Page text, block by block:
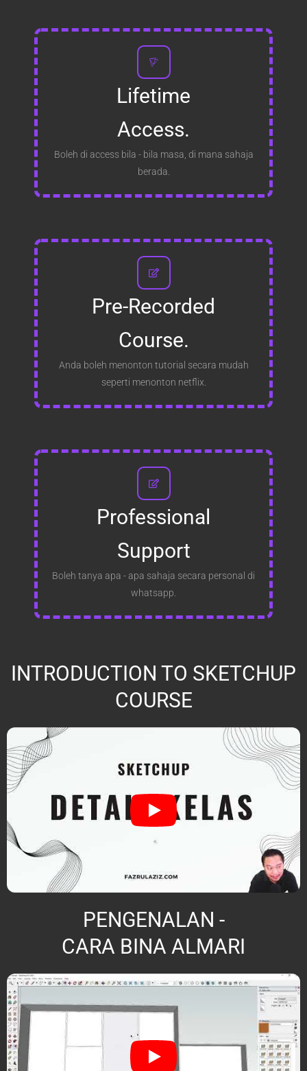
Lifetime
Access.
Boleh di access bila - bila masa, di mana sahaja
berada.
Pre-Recorded
Course.
Anda boleh menonton tutorial secara mudah
seperti menonton netflix.
Professional
Support
Boleh tanya apa - apa sahaja secara personal di
whatsapp.
INTRODUCTION TO SKETCHUP
COURSE
PENGENALAN -
CARA BINA ALMARI